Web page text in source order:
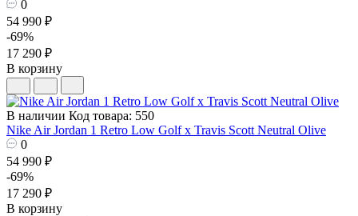
0
54 990 ₽
-69%
17 290 ₽
В корзину
В наличии Код товара: 550
Nike Air Jordan 1 Retro Low Golf x Travis Scott Neutral Olive
0
54 990 ₽
-69%
17 290 ₽
В корзину